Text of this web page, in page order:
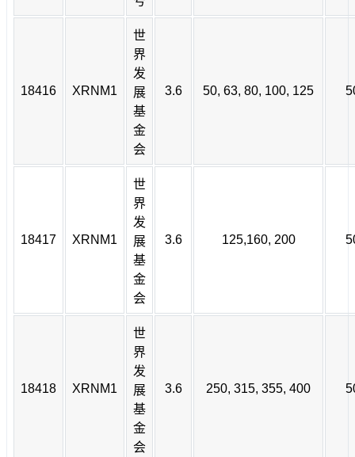
18416 XRNM1
世
界
发
展
基
金
会
3.6 50, 63, 80, 100, 125
18417 XRNM1
世
界
发
展
基
金
会
3.6 125,160, 200
18418 XRNM1
世
界
发
展
基
金
会
3.6 250, 315, 355, 400